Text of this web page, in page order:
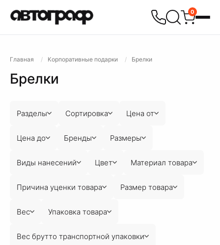
0
Главная Корпоративные подарки Брелки
Брелки
Разделы Сортировка Цена от
Цена до Бренды Размеры
Виды нанесений Цвет Материал товара
Причина уценки товара Размер товара
Вес Упаковка товара
Вес брутто транспортной упаковки